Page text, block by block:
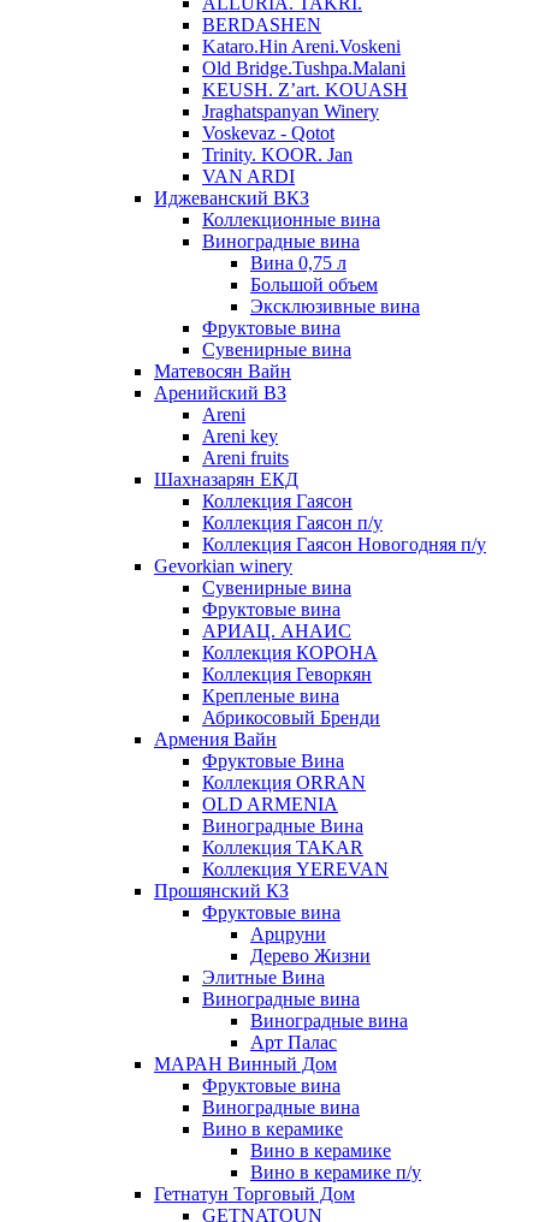
BERDASHEN
Kataro.Hin Areni.Voskeni
Old Bridge.Tushpa.Malani
KEUSH. Z’art. KOUASH
Jraghatspanyan Winery
Voskevaz - Qotot
Trinity. KOOR. Jan
VAN ARDI
Иджеванский ВКЗ
Коллекционные вина
Виноградные вина
Вина 0,75 л
Большой объем
Эксклюзивные вина
Фруктовые вина
Cувенирные вина
Матевосян Вайн
Аренийский ВЗ
Areni
Areni key
Areni fruits
Шахназарян ЕКД
Коллекция Гаясон
Коллекция Гаясон п/у
Коллекция Гаясон Новогодняя п/у
Gevorkian winery
Сувенирные вина
Фруктовые вина
АРИАЦ. АНАИС
Коллекция КОРОНА
Коллекция Геворкян
Крепленые вина
Абрикосовый Бренди
Армения Вайн
Фруктовые Вина
Коллекция ORRAN
OLD ARMENIA
Виноградные Вина
Коллекция TAKAR
Коллекция YEREVAN
Прошянский КЗ
Фруктовые вина
Арцруни
Дерево Жизни
Элитные Вина
Виноградные вина
Виноградные вина
Арт Палас
МАРАН Винный Дом
Фруктовые вина
Виноградные вина
Вино в керамике
Вино в керамике
Вино в керамике п/у
Гетнатун Торговый Дом
GETNATOUN